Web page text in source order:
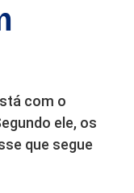
com o
ele, os
que segue